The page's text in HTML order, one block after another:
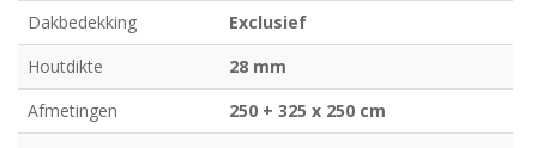
Dakbedekking
Exclusief
Houtdikte
28 mm
Afmetingen
250 + 325 x 250 cm